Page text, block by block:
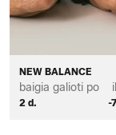
NEW BALANCE
baigia galioti po
2 d. -